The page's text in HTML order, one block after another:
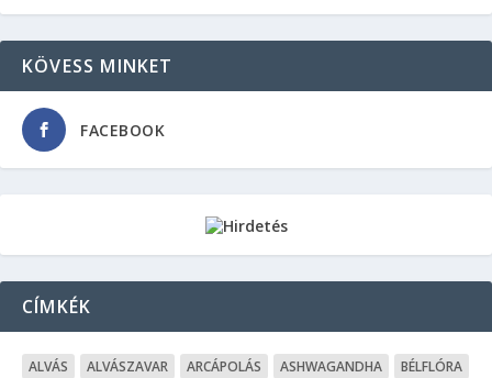
KÖVESS MINKET
FACEBOOK
CÍMKÉK
ALVÁS ALVÁSZAVAR ARCÁPOLÁS ASHWAGANDHA
BÉLFLÓRA